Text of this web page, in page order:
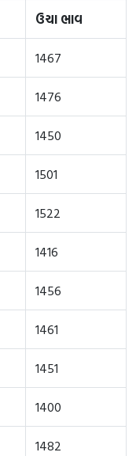
ઉચા ભાવ
1467
1476
1450
1501
1522
1416
1456
1461
1451
1400
1482